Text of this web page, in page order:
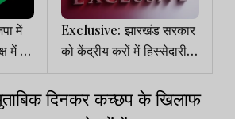
में
में बन
Exclusive: झारखंड सरकार
को केंद्रीय करों में हिस्सेदारी
पहले के मुकाबले ज्यादा मिली,
अनुदान में फूटी कौड़ी नहीं
दिनकर कच्छप के खिलाफ